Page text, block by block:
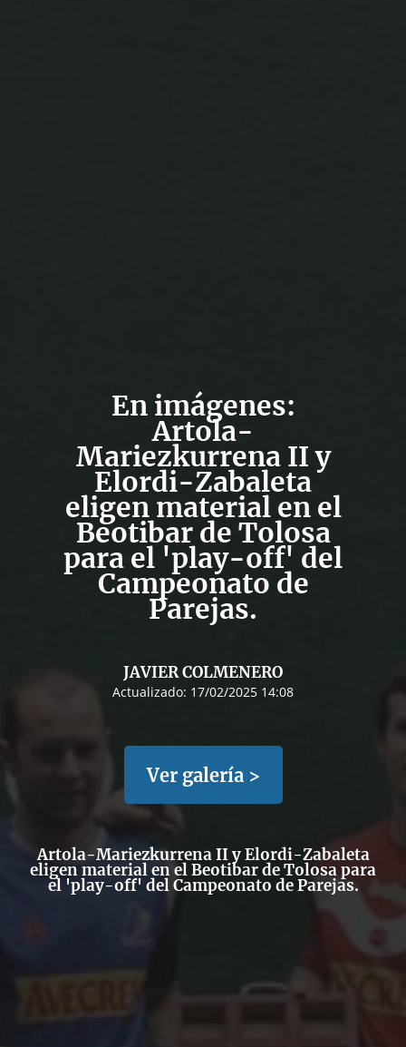
En imágenes:
Artola-
Mariezkurrena II y
Elordi-Zabaleta
eligen material en el
Beotibar de Tolosa
para el 'play-off' del
Campeonato de
Parejas.
JAVIER COLMENERO
Actualizado: 17/02/2025 14:08
Ver galería >
Artola-Mariezkurrena II y Elordi-Zabaleta
eligen material en el Beotibar de Tolosa para
el 'play-off' del Campeonato de Parejas.